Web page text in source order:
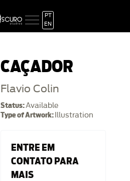
PT
EN
CAÇADOR
Flavio Colin
Status:Available
Type of Artwork: Illustration
ENTRE EM
CONTATO PARA
MAIS